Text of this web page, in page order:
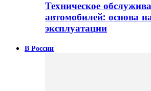
Техническое
автомобилей: основа
эксплуатации
В России